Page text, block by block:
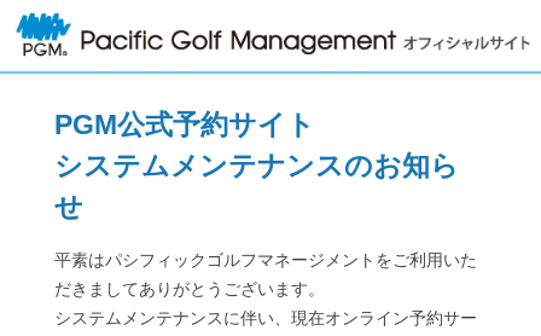
PGM公式予約サイト
システムメンテナンスのお知ら
せ
平素はパシフィックゴルフマネージメントをご利用いた
だきましてありがとうございます。
システムメンテナンスに伴い、現在オンライン予約サー